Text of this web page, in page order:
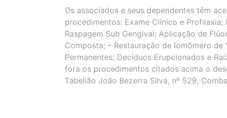
Os associados e seus dependentes têm
procedimentos: Exame Clínico e Profilaxia;
Raspagem Sub Gengival; Aplicação de
Composta; – Restauração de Iomômero
Permanentes; Decíduos Erupcionados e
fora os procedimentos citados acima o
Tabelião João Bezerra Silva, nº 529,